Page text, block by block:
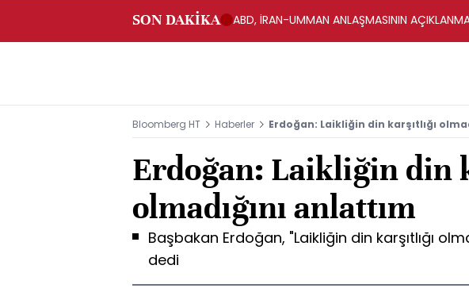
SON DAKİKA ABD, İRAN-UMMAN ANLAŞMASININ
Bloomberg HT Haberler Erdoğan: Laikliğin din karşıtlığı
Erdoğan: Laikliğin din
olmadığını anlattım
Başbakan Erdoğan, "Laikliğin din karşıtlığı
dedi